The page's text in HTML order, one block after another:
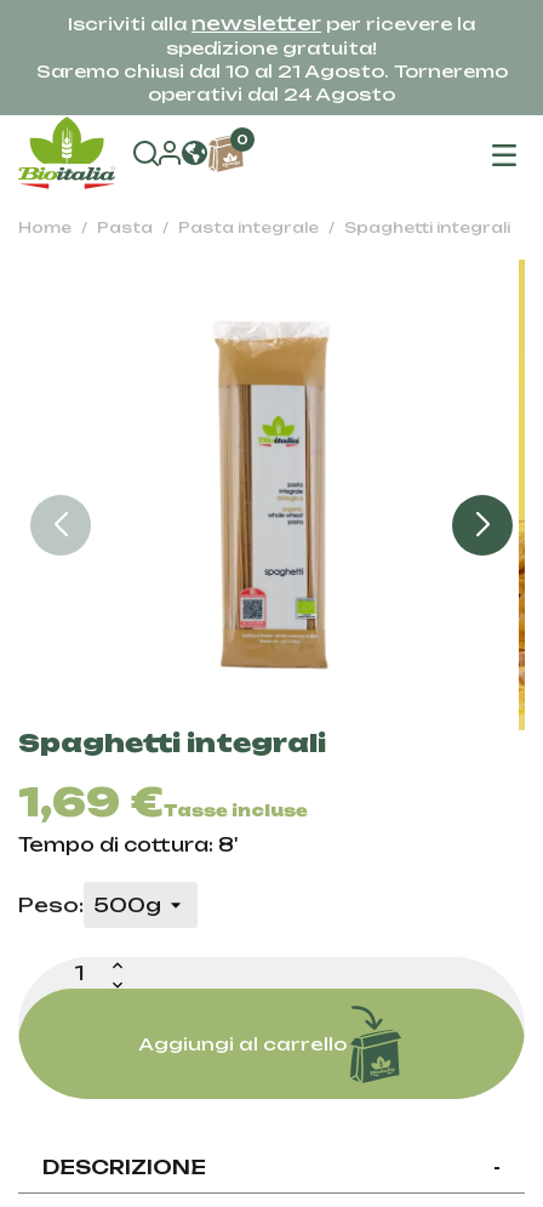
Iscriviti alla newsletter per ricevere la
spedizione gratuita!
Saremo chiusi dal 10 al 21 Agosto. Torneremo
operativi dal 24 Agosto
0
Home Pasta Pasta integrale Spaghetti integrali
Spaghetti integrali
1,69 €Tasse incluse
Tempo di cottura: 8'
Peso:
Aggiungi al carrello
DESCRIZIONE -